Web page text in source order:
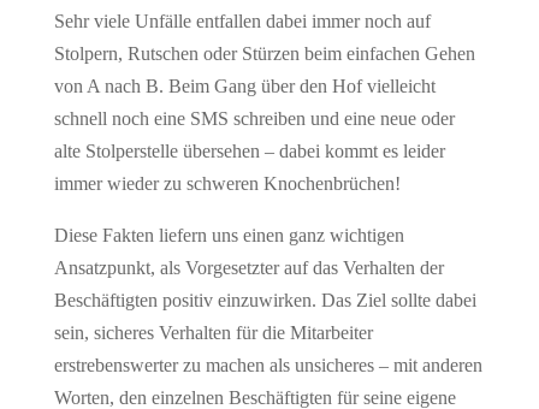
Sehr viele Unfälle entfallen dabei immer noch auf
Stolpern, Rutschen oder Stürzen beim einfachen Gehen
von A nach B. Beim Gang über den Hof vielleicht
schnell noch eine SMS schreiben und eine neue oder
alte Stolperstelle übersehen – dabei kommt es leider
immer wieder zu schweren Knochenbrüchen!
Diese Fakten liefern uns einen ganz wichtigen
Ansatzpunkt, als Vorgesetzter auf das Verhalten der
Beschäftigten positiv einzuwirken. Das Ziel sollte dabei
sein, sicheres Verhalten für die Mitarbeiter
erstrebenswerter zu machen als unsicheres – mit anderen
Worten, den einzelnen Beschäftigten für seine eigene